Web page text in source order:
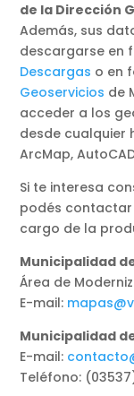
de la Dirección
Además, sus
descargarse en
Descargas o en
Geoservicios de
acceder a los
desde cualquier
ArcMap,
Si te interesa
podés contactar
cargo de la
Municipalidad
Área de
E-mail:
Municipalidad
E-mail:
Teléfono: